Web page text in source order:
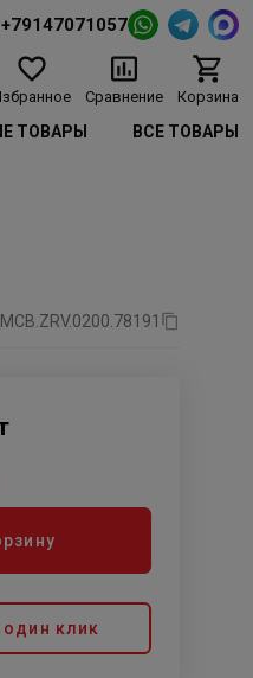
+79147071057
Сравнение Корзина
ТОВАРЫ ВСЕ ТОВАРЫ
один клик